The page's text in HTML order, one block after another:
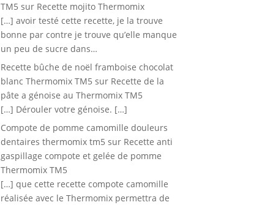
TM5 sur Recette mojito Thermomix
[…] avoir testé cette recette, je la trouve
bonne par contre je trouve qu’elle manque
un peu de sucre dans…
Recette bûche de noël framboise chocolat
blanc Thermomix TM5 sur Recette de la
pâte a génoise au Thermomix TM5
[…] Dérouler votre génoise. […]
Compote de pomme camomille douleurs
dentaires thermomix tm5 sur Recette anti
gaspillage compote et gelée de pomme
Thermomix TM5
[…] que cette recette compote camomille
réalisée avec le Thermomix permettra de